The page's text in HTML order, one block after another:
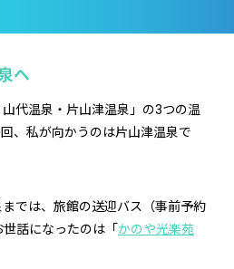
へ
代温泉・片山津温泉」の3つの温
、私が向かうのは片山津温泉で
では、旅館の送迎バス（事前予約
話になったのは「 かのや光楽苑